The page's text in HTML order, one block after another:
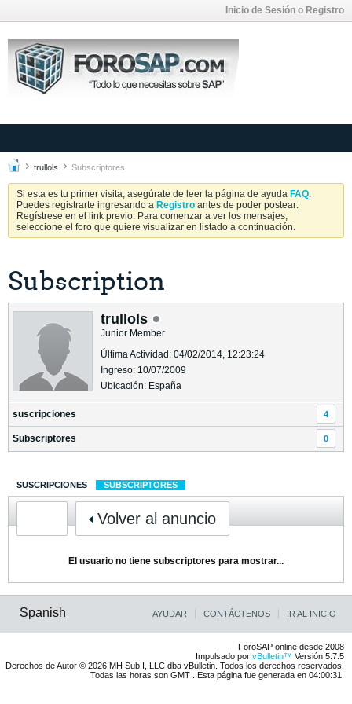
Inicio de Sesión o Registro
trullols Subscriptores
Si esta es tu primer visita, asegúrate de leer la página de ayuda FAQ.
Puedes registrarte ingresando a Registro antes de poder postear:
Regístrese en el link previo. Para comenzar a ver los mensajes,
seleccione el foro que quiere visualizar en listado a continuación.
Subscription
trullols
Junior Member
Última Actividad: 04/02/2014, 12:23:24
Ingreso: 10/07/2009
Ubicación: España
suscripciones 4
Subscriptores 0
SUSCRIPCIONES SUBSCRIPTORES
Volver al anuncio
El usuario no tiene subscriptores para mostrar...
Spanish AYUDAR CONTÁCTENOS IR AL INICIO
ForoSAP online desde 2008
Impulsado por vBulletin™ Versión 5.7.5
Derechos de Autor © 2026 MH Sub I, LLC dba vBulletin. Todos los derechos reservados.
Todas las horas son GMT . Esta página fue generada en 04:00:31.